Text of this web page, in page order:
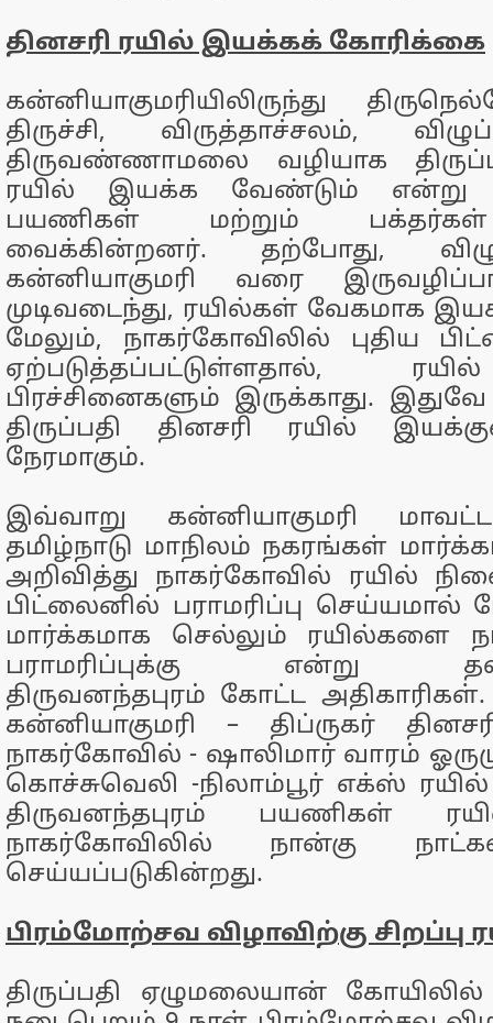
தினசரி ரயில் இயக்கக் கோரிக்கை
கன்னியாகுமரியிலிருந்து
திருச்சி, விருத்தாச்சலம்,
திருவண்ணாமலை வழியாக
ரயில் இயக்க வேண்டும் என்று
பயணிகள் மற்றும்
வைக்கின்றனர். தற்போது,
கன்னியாகுமரி வரை
முடிவடைந்து, ரயில்கள் வேகமாக
மேலும், நாகர்கோவிலில் புதிய
ஏற்படுத்தப்பட்டுள்ளதால்,
பிரச்சினைகளும் இருக்காது. இதுவே
திருப்பதி தினசரி ரயில்
நேரமாகும்.
இவ்வாறு கன்னியாகுமரி
தமிழ்நாடு மாநிலம் நகரங்கள்
அறிவித்து நாகர்கோவில் ரயில்
பிட்லைனில் பராமரிப்பு
மார்க்கமாக செல்லும் ரயில்களை
பராமரிப்புக்கு என்று
திருவனந்தபுரம் கோட்ட
கன்னியாகுமரி – திப்ருகர்
நாகர்கோவில் - ஷாலிமார் வாரம்
கொச்சுவெலி -நிலாம்பூர் எக்ஸ்
திருவனந்தபுரம் பயணிகள்
நாகர்கோவிலில் நான்கு
செய்யப்படுகின்றது.
பிரம்மோற்சவ விழாவிற்கு சிறப்பு
திருப்பதி ஏழுமலையான்